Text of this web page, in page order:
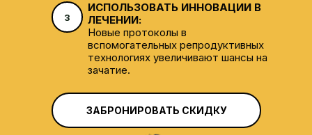
ИСПОЛЬЗОВАТЬ ИННОВАЦИИ В
ЛЕЧЕНИИ:
Новые протоколы в
вспомогательных репродуктивных
технологиях увеличивают шансы на
зачатие.
ЗАБРОНИРОВАТЬ СКИДКУ
3